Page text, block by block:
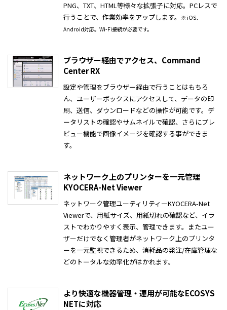
PNG、TXT、HTML等様々な拡張子に対応。PCレスで
行うことで、作業効率をアップします。
※ iOS、
Android対応。Wi-Fi接続が必要です。
ブラウザー経由でアクセス、Command
Center RX
設定や管理をブラウザー経由で行うことはもちろ
ん、ユーザーボックスにアクセスして、データの印
刷、送信、ダウンロードなどの操作が可能です。デ
ータリストの確認やサムネイルで確認、さらにプレ
ビュー機能で画像イメージを確認する事ができま
す。
ネットワーク上のプリンターを一元管理
KYOCERA-Net Viewer
ネットワーク管理ユーティリティーKYOCERA-Net
Viewerで、用紙サイズ、用紙切れの確認など、イラ
ストでわかりやすく表示、管理できます。またユー
ザーだけでなく管理者がネットワーク上のプリンタ
ーを一元監視できるため、消耗品の発注/在庫管理な
どのトータルな効率化がはかれます。
より快適な機器管理・運用が可能なECOSYS
NETに対応